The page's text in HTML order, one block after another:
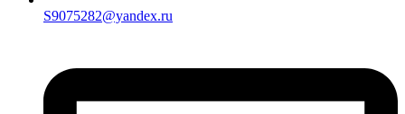
S9075282@yandex.ru